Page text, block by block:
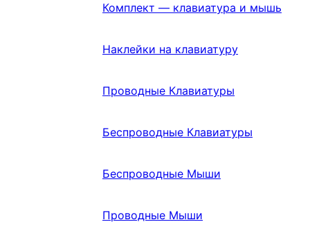
Комплект — клавиатура и мышь
Наклейки на клавиатуру
Проводные Клавиатуры
Беспроводные Клавиатуры
Беспроводные Мыши
Проводные Мыши